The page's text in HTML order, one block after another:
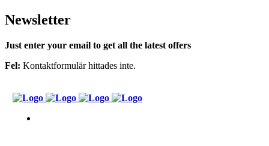
Newsletter
Just enter your email to get all the latest offers
Fel: Kontaktformulär hittades inte.